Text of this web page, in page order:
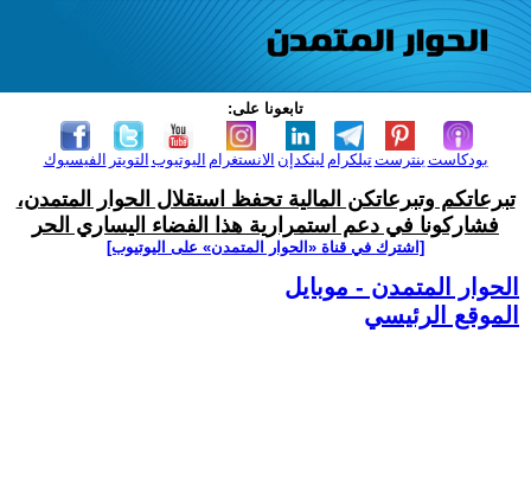
تابعونا على:
الفيسبوك التويتر اليوتيوب الانستغرام لينكدإن تيلكرامبنترست بودكاست
تبرعاتكم وتبرعاتكن المالية تحفظ استقلال الحوار المتمدن،
فشاركونا في دعم استمرارية هذا الفضاء اليساري الحر
[اشترك في قناة ‫«الحوار المتمدن» على اليوتيوب]
الحوار المتمدن - موبايل
الموقع الرئيسي